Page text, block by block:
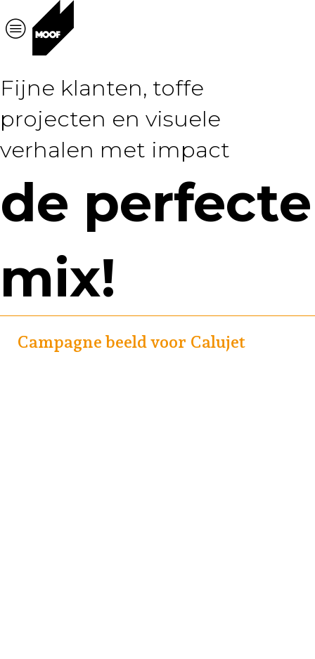
Fijne klanten, toffe
projecten en visuele
verhalen met impact
de perfecte
mix!
Campagne beeld voor Calujet